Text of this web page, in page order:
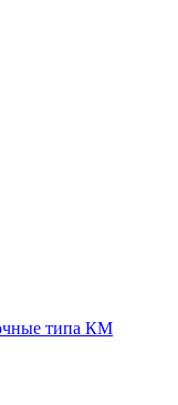
типа КМ